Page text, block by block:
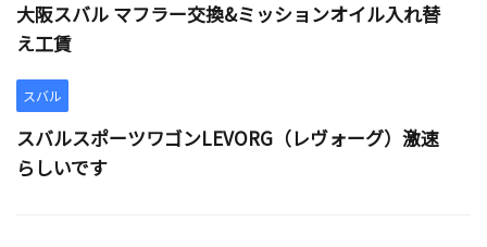
大阪スバル マフラー交換&ミッションオイル入れ替
え工賃
スバル
スバルスポーツワゴンLEVORG（レヴォーグ）激速
らしいです